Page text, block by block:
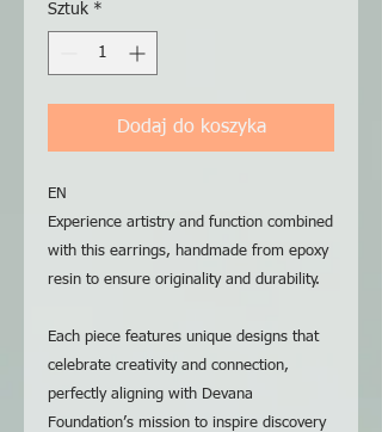
Sztuk *
Dodaj do koszyka
EN
Experience artistry and function combined
with this earrings, handmade from epoxy
resin to ensure originality and durability.
Each piece features unique designs that
celebrate creativity and connection,
perfectly aligning with Devana
Foundation’s mission to inspire discovery